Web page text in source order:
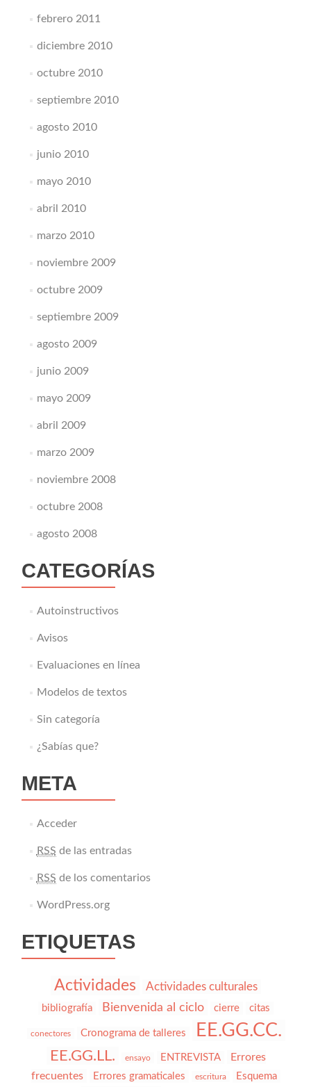
febrero 2011
diciembre 2010
octubre 2010
septiembre 2010
agosto 2010
junio 2010
mayo 2010
abril 2010
marzo 2010
noviembre 2009
octubre 2009
septiembre 2009
agosto 2009
junio 2009
mayo 2009
abril 2009
marzo 2009
noviembre 2008
octubre 2008
agosto 2008
CATEGORÍAS
Autoinstructivos
Avisos
Evaluaciones en línea
Modelos de textos
Sin categoría
¿Sabías que?
META
Acceder
RSS de las entradas
RSS de los comentarios
WordPress.org
ETIQUETAS
Actividades Actividades culturales
bibliografía Bienvenida al ciclo cierre citas
conectores Cronograma de talleres EE.GG.CC.
EE.GG.LL. ensayo ENTREVISTA
Errores
frecuentes
Errores gramaticales escritura Esquema